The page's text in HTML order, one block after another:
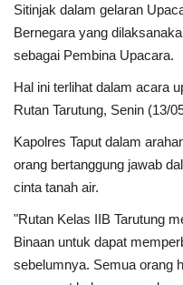
Riau
Bisnis
Jambi
Kaltim
Dunia
Artikel
Sitinjak dalam gelaran
Bernegara yang
sebagai Pembina Upacara.
Hal ini terlihat dalam acara
Rutan Tarutung, Senin (13/
Kapolres Taput dalam
orang bertanggung jawab
cinta tanah air.
"Rutan Kelas IIB Tarutung
Binaan untuk dapat
sebelumnya. Semua orang